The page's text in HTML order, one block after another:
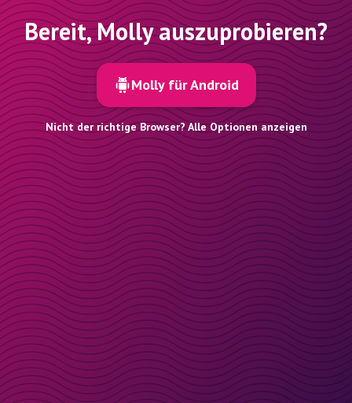
Bereit, Molly auszuprobieren?
Molly für Android
Nicht der richtige Browser? Alle Optionen anzeigen